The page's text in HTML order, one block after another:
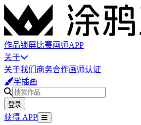
作品锁屏比赛画师APP
关于
关于我们 商务合作画师认证
学插画
登录
获得 APP